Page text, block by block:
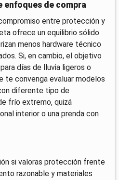
enfoques de compra
entre protección y
ofrece un equilibrio sólido
menos hardware técnico
Si, en cambio, el objetivo
días de lluvia ligeros o
te convenga evaluar modelos
diferente tipo de
frío extremo, quizá
interior o una prenda con
si valoras protección frente
razonable y materiales